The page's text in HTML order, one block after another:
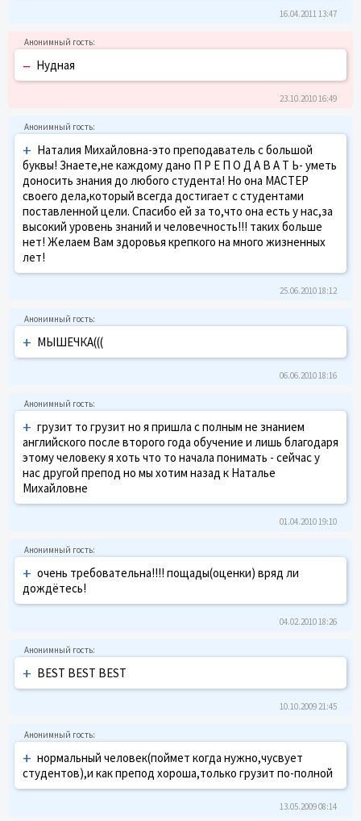
16.04.2011 13:47
– Нудная
23.10.2010 16:49
+ Наталия Михайловна-это преподаватель с большой
буквы! Знаете,не каждому дано П Р Е П О Д А В А Т Ь- уметь
доносить знания до любого студента! Но она МАСТЕР
своего дела,который всегда достигает с студентами
поставленной цели. Спасибо ей за то,что она есть у нас,за
высокий уровень знаний и человечность!!! таких больше
нет! Желаем Вам здоровья крепкого на много жизненных
лет!
25.06.2010 18:12
+ МЫШЕЧКА(((
06.06.2010 18:16
+ грузит то грузит но я пришла с полным не знанием
английского после второго года обучение и лишь благодаря
этому человеку я хоть что то начала понимать - сейчас у
нас другой препод но мы хотим назад к Наталье
Михайловне
01.04.2010 19:10
+ очень требовательна!!!! пощады(оценки) вряд ли
дождётесь!
04.02.2010 18:26
+ BEST BEST BEST
10.10.2009 21:45
+ нормальный человек(поймет когда нужно,чусвует
студентов),и как препод хороша,только грузит по-полной
13.05.2009 08:14